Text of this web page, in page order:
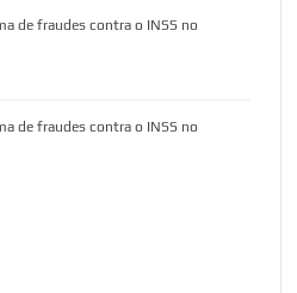
de fraudes contra o INSS no
de fraudes contra o INSS no